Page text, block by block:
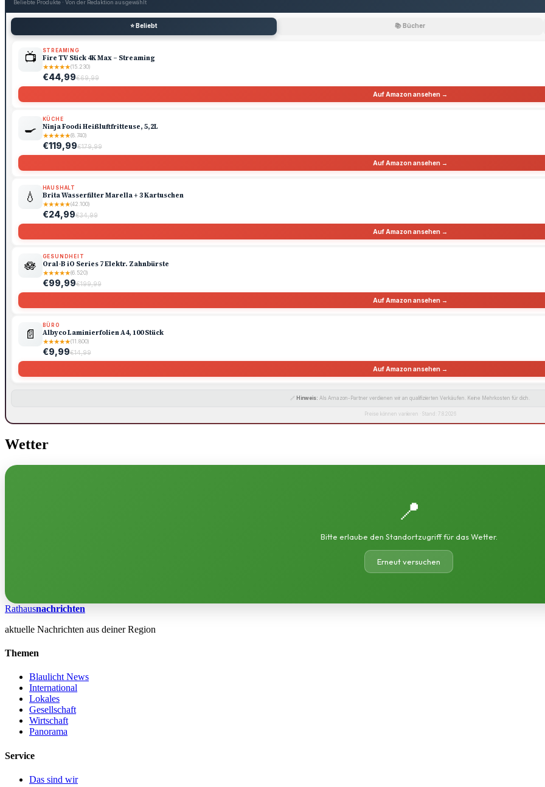
Beliebte Produkte · Von der Redaktion ausgewählt
⭐ Beliebt 📚 Bücher
📺 STREAMING
Fire TV Stick 4K Max – Streaming
★★★★★(15.230)
€44,99€69,99
Auf Amazon ansehen →
🍳
KÜCHE
Ninja Foodi Heißluftfritteuse, 5,2L
★★★★★(8.740)
€119,99€179,99
Auf Amazon ansehen →
💧
HAUSHALT
Brita Wasserfilter Marella + 3 Kartuschen
★★★★★(42.100)
€24,99€34,99
Auf Amazon ansehen →
🪷
GESUNDHEIT
Oral-B iO Series 7 Elektr. Zahnbürste
★★★★★(6.520)
€99,99€199,99
Auf Amazon ansehen →
📄
BÜRO
Albyco Laminierfolien A4, 100 Stück
★★★★★(11.800)
€9,99€14,99
Auf Amazon ansehen →
🔗 Hinweis: Als Amazon-Partner verdienen wir an qualifizierten Verkäufen. Keine Mehrkosten für dich.
Preise können variieren · Stand: 7.8.2026
Wetter
📍
Bitte erlaube den Standortzugriff für das Wetter.
Erneut versuchen
Rathausnachrichten
aktuelle Nachrichten aus deiner Region
Themen
Blaulicht News
International
Lokales
Gesellschaft
Wirtschaft
Panorama
Service
Das sind wir